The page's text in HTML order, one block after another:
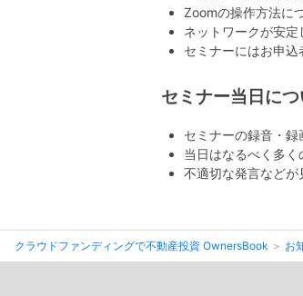
Zoomの操作方法に
ネットワークが安
セミナーにはお申込
セミナー当日につ
セミナーの録音・録
当日はなるべく多
不適切な発言などが
クラウドファンディングで不動産投資 OwnersBook お